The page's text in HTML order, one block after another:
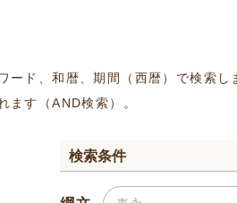
ード、和暦、期間（西暦）で検索
ます（AND検索）。
検索条件